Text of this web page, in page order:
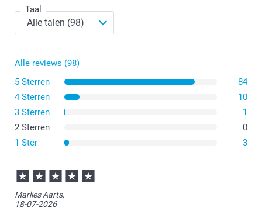
Vermijd het rechtstreeks gebruik van bestek op je
plastic placemat.
Maak je placemat meteen na gebruik schoon om te
voorkomen dat je etensresten moet opkrabben.
Was de placemat met water en zeep; stop het niet in de
vaatwasser.
Houd de placemat uit de buurt van warmtebronnen
(zoals pannen of kookplaten)
Taal
Alle reviews (98)
5 Sterren
84
4 Sterren
10
3 Sterren
1
2 Sterren
0
1 Ster
3
Marlies Aarts,
18-07-2026